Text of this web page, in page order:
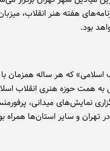
هفته هنر انقلاب،
بود.
اسلامی» که هر ساله همزمان
همت حوزه هنری انقلاب
نمایش‌های میدانی،
تهران و سایر استان‌ها همراه